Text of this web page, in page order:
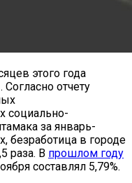
этого года
отчету
социально-
за январь-
безработица в городе
раза. В прошлом году
составлял 5,79%.